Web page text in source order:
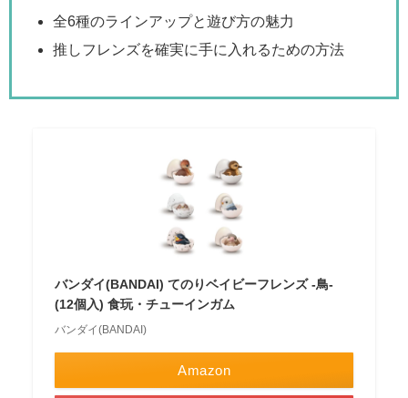
全6種のラインアップと遊び方の魅力
推しフレンズを確実に手に入れるための方法
バンダイ(BANDAI) てのりベイビーフレンズ -鳥-
(12個入) 食玩・チューインガム
バンダイ(BANDAI)
Amazon